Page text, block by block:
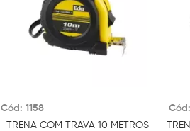
Cód: 1158
TRENA COM TRAVA 10 METROS